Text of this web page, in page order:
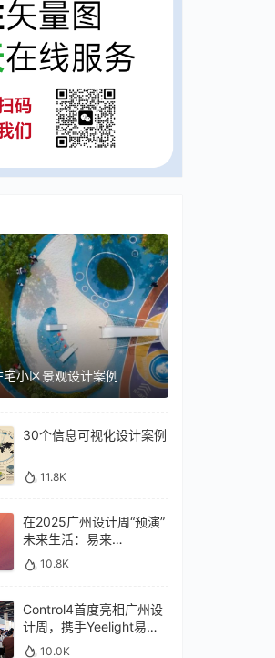
小区景观设计案例
30个信息可视化设计案例
11.8K
在2025广州设计周“预演”
未来生活：易来
xControl4展位待您亲鉴
10.8K
Control4首度亮相广州设
计周，携手Yeelight易来
深化本土战略
10.0K